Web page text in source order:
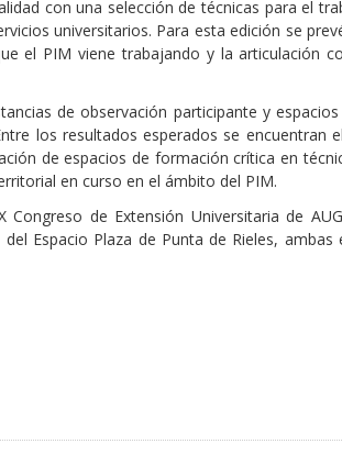
con una selección de técnicas para el
universitarios. Para esta edición se
el PIM viene trabajando y la articulación
de observación participante y
los resultados esperados se encuentran
de espacios de formación crítica en
en curso en el ámbito del PIM.
de Extensión Universitaria de
Espacio Plaza de Punta de Rieles, ambas